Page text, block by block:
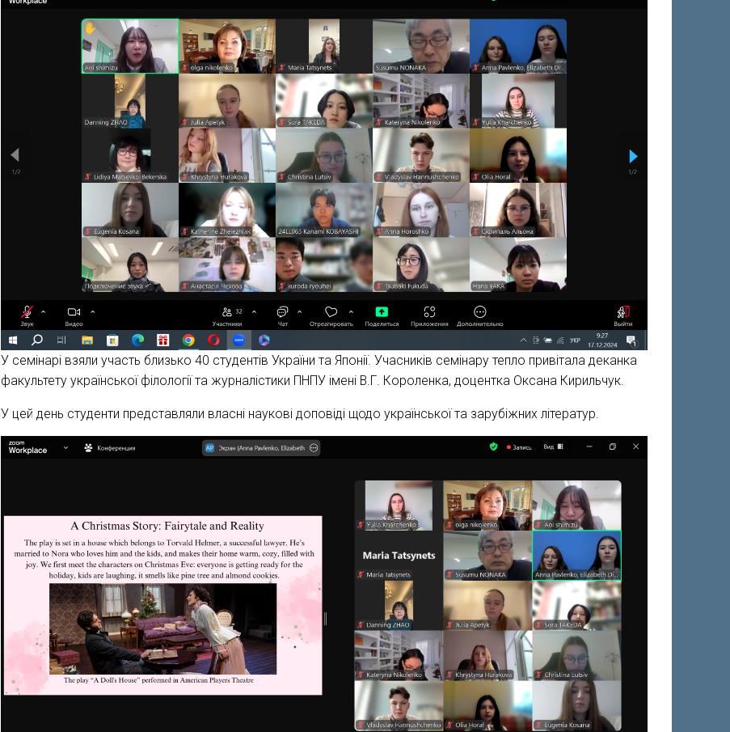
У семінарі взяли участь близько 40 студентів України та Японії. Учасників семінару тепло привітала деканка
факультету української філології та журналістики ПНПУ імені В.Г. Короленка, доцентка Оксана Кирильчук.
У цей день студенти представляли власні наукові доповіді щодо української та зарубіжних літератур.